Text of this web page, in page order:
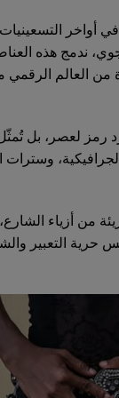
الموضة في أواخر
ندمج هذه
العالم الرقمي
نظرنا، لا تُعدّ موضة
وسترات
عام 2000 مع عناصر
التعبير